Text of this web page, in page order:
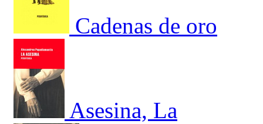
Cadenas de oro
Asesina, La